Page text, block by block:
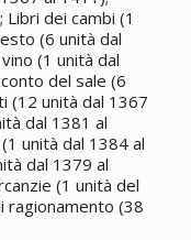
dei cambi (1
(6 unità dal
(1 unità dal
del sale (6
(12 unità dal 1367
dal 1381 al
unità dal 1384 al
dal 1379 al
(1 unità del
ragionamento (38